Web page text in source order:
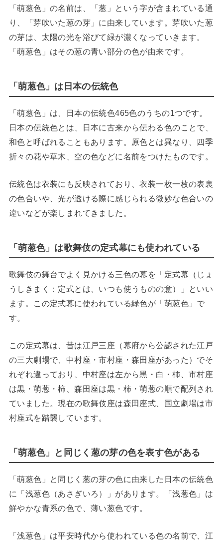
「萌葱色」の名前は、「葱」という字が含まれている通
り、「芽吹いた葱の芽」に由来しています。芽吹いた葱
の芽は、太陽の光を浴びて緑が濃くなっていきます。
「萌葱色」はその葱の青い部分の色が由来です。
「萌葱色」は日本の伝統色
「萌葱色」は、日本の伝統色465色のうちの1つです。
日本の伝統色とは、日本に古来から伝わる色のことで、
和色と呼ばれることもあります。原色とは異なり、四季
折々の花や草木、空の色などに名前をつけたものです。
伝統色は衣装にも反映されており、衣装一枚一枚の表裏
の色合いや、光が透ける際に感じられる微妙な色合いの
違いなどが楽しまれてきました。
「萌葱色」は歌舞伎の定式幕にも使われている
歌舞伎の舞台でよく見かける三色の幕を「定式幕（じょ
うしきまく：定式とは、いつも使うものの意）」といい
ます。この定式幕に使われている緑色が「萌葱色」で
す。
この定式幕は、昔は江戸三座（幕府から公認された江戸
の三大劇場で、中村座・市村座・森田座があった）でそ
れぞれ違っており、中村座は左から黒・白・柿、市村座
は黒・萌葱・柿、森田座は黒・柿・萌葱の順で配列され
ていました。現在の歌舞伎座は森田座式、国立劇場は市
村座式を踏襲しています。
「萌葱色」と同じく葱の芽の色を表す色がある
「萌葱色」と同じく葱の芽の色に由来した日本の伝統色
に「浅葱色（あさぎいろ）」があります。「浅葱色」は
鮮やかな青系の色で、薄い葱色です。
「浅葱色」は平安時代から使われている色の名前で、江